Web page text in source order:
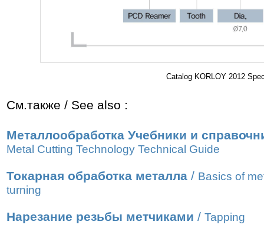
Catalog KORLOY 2012
См.также / See also :
Металлообработка Учебники и
Metal Cutting Technology Technical Guide
Токарная обработка металла / Basics of
turning
Нарезание резьбы метчиками / Tapping